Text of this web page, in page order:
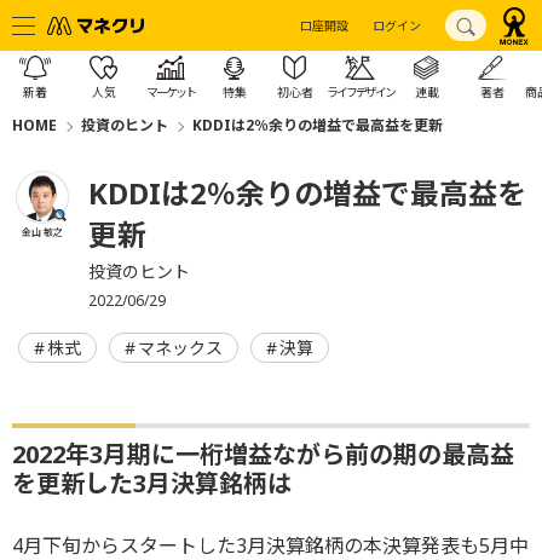
口座開設 ログイン
新着 人気 マーケット 特集 初心者 ライフデザイン 連載 著者 商
HOME 投資のヒント KDDIは2％余りの増益で最高益を更新
金山 敏之
KDDIは2％余りの増益で最高益を
更新
投資のヒント
2022/06/29
株式 マネックス 決算
2022年3月期に一桁増益ながら前の期の最高益
を更新した3月決算銘柄は
4月下旬からスタートした3月決算銘柄の本決算発表も5月中